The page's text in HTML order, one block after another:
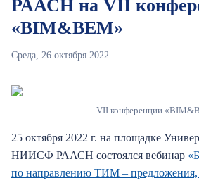
РААСН на VII
«BIM&BЕM»
Среда, 26 октября 2022
VII конференции
25 октября 2022 г. на площадке
НИИСФ РААСН состоялся вебинар
по направлению ТИМ – предложения,